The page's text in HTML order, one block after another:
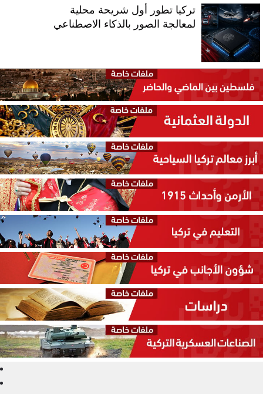
تركيا تطور أول شريحة محلية
لمعالجة الصور بالذكاء الاصطناعي